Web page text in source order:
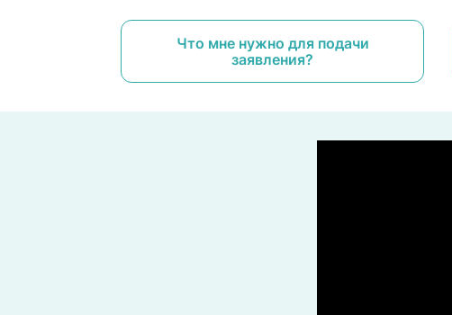
Что мне нужно для подачи
заявления?